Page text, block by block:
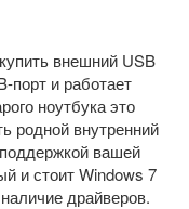
внешний USB
порт и работает
ноутбука это
родной внутренний
вашей
и стоит Windows 7
драйверов.